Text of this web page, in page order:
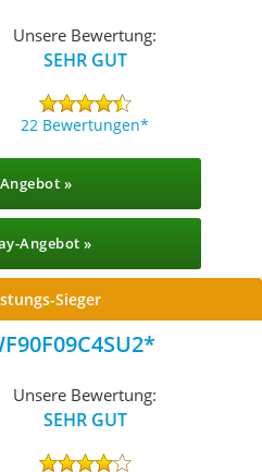
Unsere Bewertung:
SEHR GUT
22 Bewertungen
»
Angebot »
Sieger
Unsere Bewertung:
SEHR GUT